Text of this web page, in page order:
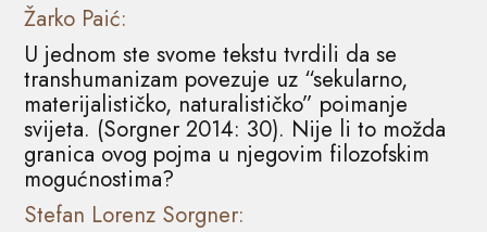
Žarko Paić:
U jednom ste svome tekstu tvrdili da se
transhumanizam povezuje uz “sekularno,
materijalističko, naturalističko” poimanje
svijeta. (Sorgner 2014: 30). Nije li to možda
granica ovog pojma u njegovim filozofskim
mogućnostima?
Stefan Lorenz Sorgner: